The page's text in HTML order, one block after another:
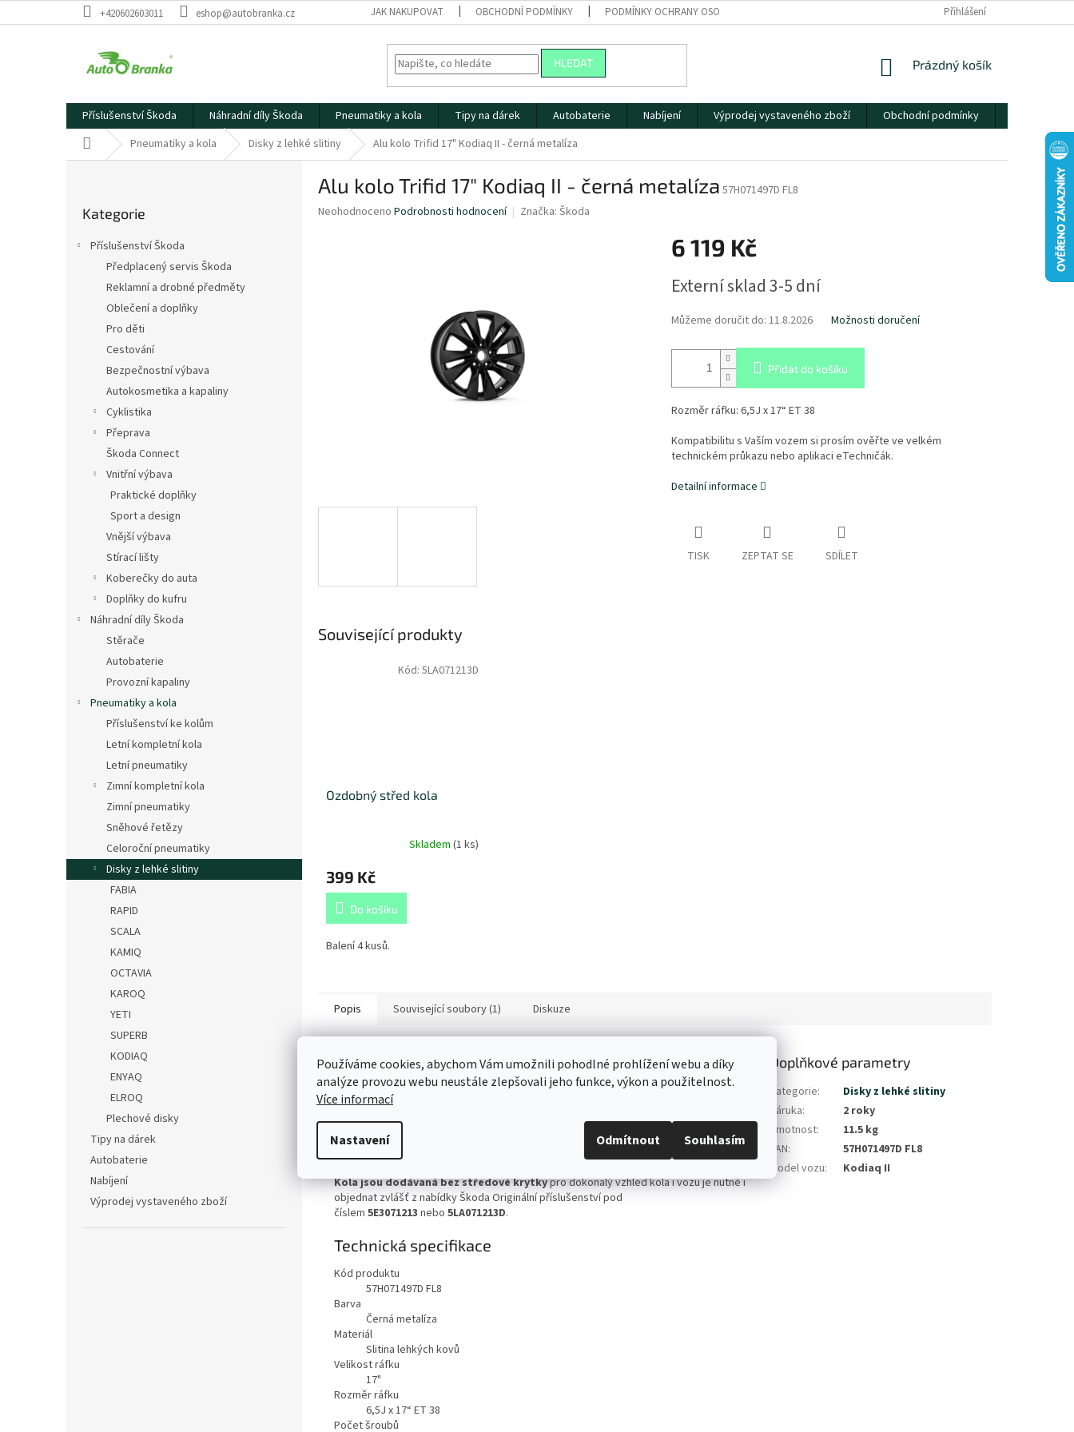
Používáme cookies, abychom Vám umožnili pohodlné prohlížení webu a díky
analýze provozu webu neustále zlepšovali jeho funkce, výkon a použitelnost.
Více informací
Nastavení Odmítnout Souhlasím
na
+420602603011 eshop@autobranka.cz JAK NAKUPOVAT OBCHODNÍ PODMÍNKY PODMÍNKY OCHRANY OSOBNÍCH ÚDAJŮ Přihlášení
HLEDAT
NÁKUPNÍ
Prázdný košík
Příslušenství Škoda Náhradní díly Škoda Pneumatiky a kola Tipy na dárek Autobaterie Nabíjení Výprodej vystaveného zboží Obchodní podmínky
Domů Pneumatiky a kola Disky z lehké slitiny Alu kolo Trifid 17" Kodiaq II - černá metalíza
kategorie
Kategorie
Příslušenství Škoda
Předplacený servis Škoda
Reklamní a drobné předměty
Oblečení a doplňky
Pro děti
Cestování
Bezpečnostní výbava
Autokosmetika a kapaliny
Cyklistika
Přeprava
Škoda Connect
Vnitřní výbava
Praktické doplňky
Sport a design
Vnější výbava
Stírací lišty
Koberečky do auta
Doplňky do kufru
Náhradní díly Škoda
Stěrače
Autobaterie
Provozní kapaliny
Pneumatiky a kola
Příslušenství ke kolům
Letní kompletní kola
Letní pneumatiky
Zimní kompletní kola
Zimní pneumatiky
Sněhové řetězy
Celoroční pneumatiky
Disky z lehké slitiny
FABIA
RAPID
SCALA
KAMIQ
OCTAVIA
KAROQ
YETI
SUPERB
KODIAQ
ENYAQ
ELROQ
Plechové disky
Tipy na dárek
Autobaterie
Nabíjení
Výprodej vystaveného zboží
Alu kolo Trifid 17" Kodiaq II - černá metalíza 57H071497D FL8
Průměrné
Neohodnoceno Podrobnosti hodnocení Značka: Škoda
6 119 Kč
cena:
Externí sklad 3-5 dní
Můžeme doručit do: 11.8.2026 Možnosti doručení
Přidat do košíku
Rozměr ráfku: 6,5J x 17“ ET 38
Kompatibilitu s Vaším vozem si prosím ověřte ve velkém
technickém průkazu nebo aplikaci eTechničák.
Detailní informace
TISK ZEPTAT SE SDÍLET
Související produkty
Ozdobný střed kola
Skladem (1 ks)
399 Kč
Do košíku
Balení 4 kusů.
Kód: 5LA071213D
Popis Související soubory (1) Diskuze
Detailní popis produktu
17“ kolo z lehké slitiny Trifid ze sortimentu Škoda Originální příslušenství podtrhnou
jedinečnost vašeho vozu a odliší jej od ostatních.
Možnost použití kol a pneumatik pro daný vůz je vždy třeba ověřit ve velkém technickém
Kola jsou dodávaná bez středové krytkypro dokonalý vzhled kola i vozu je nutné i
objednat zvlášť z nabídky Škoda Originální příslušenství pod
číslem 5E3071213 nebo 5LA071213D.
Technická specifikace
Kód produktu
57H071497D FL8
Barva
Černá metalíza
Materiál
Slitina lehkých kovů
Velikost ráfku
17"
Rozměr ráfku
6,5J x 17“ ET 38
Počet šroubů
Doplňkové parametry
Kategorie:
Disky z lehké slitiny
Záruka:
2 roky
Hmotnost:
11.5 kg
EAN:
57H071497D FL8
Model vozu: Kodiaq II